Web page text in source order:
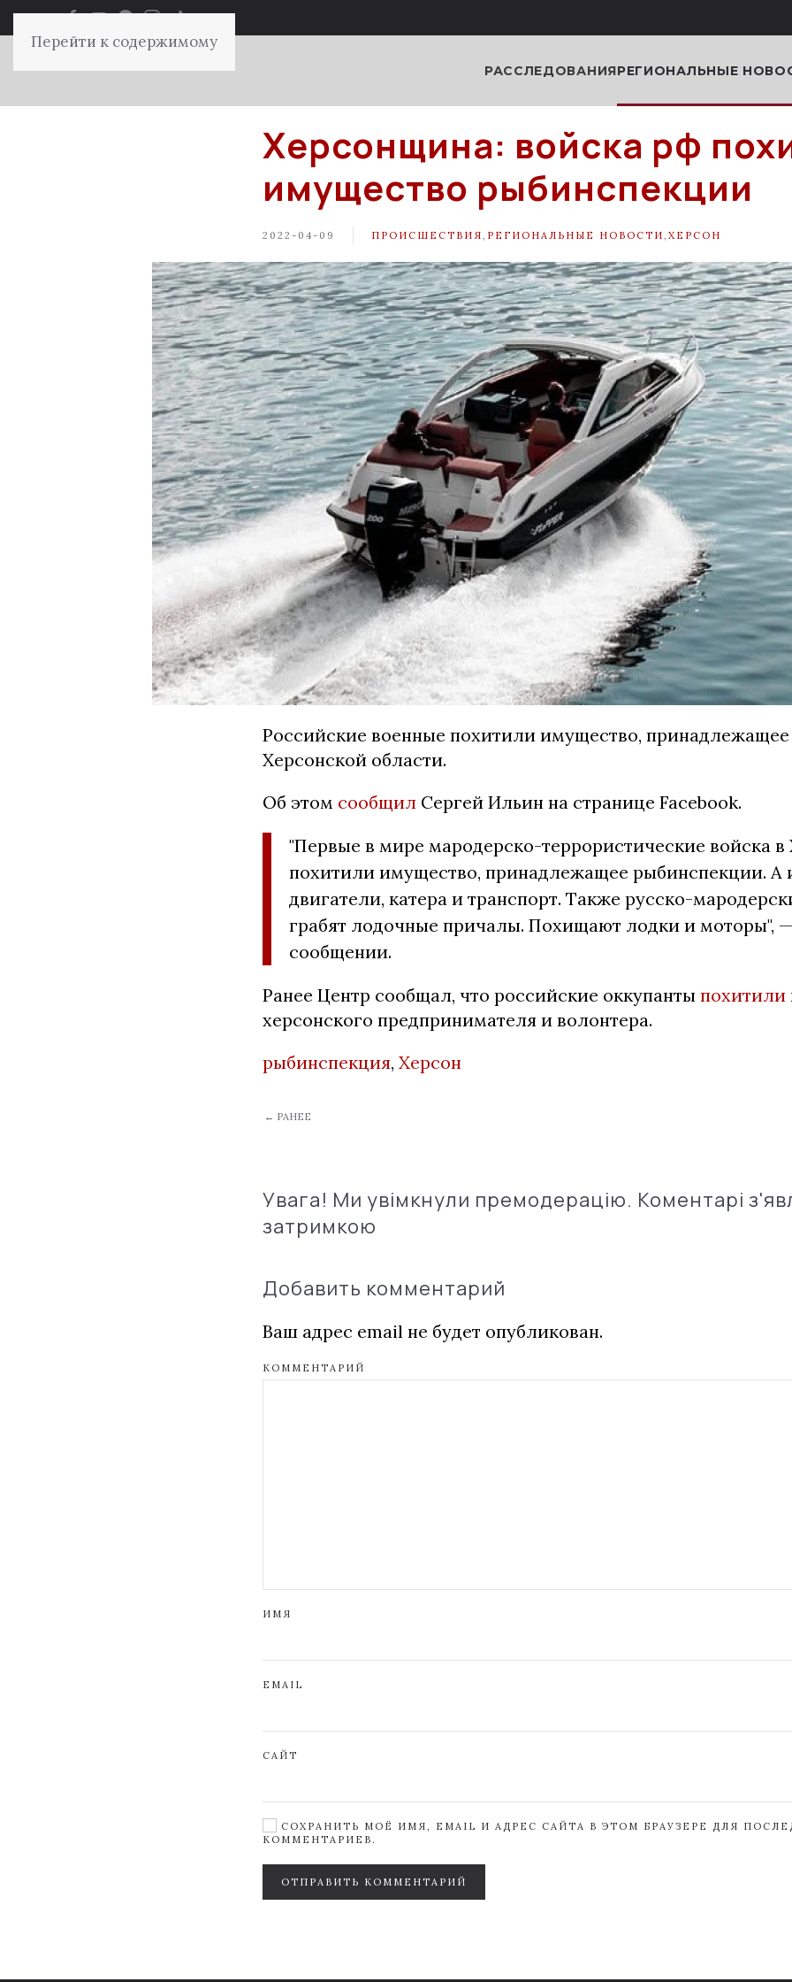
Перейти к содержимому
РАССЛЕДОВАНИЯРЕГИОНАЛЬНЫЕ
Херсонщина: войска рф
имущество рыбинспекции
2022-04-09 ПРОИСШЕСТВИЯ РЕГИОНАЛЬНЫЕ НОВОСТИ ХЕРСОН
Российские военные похитили имущество,
Херсонской области.
Об этом сообщил Сергей Ильин на странице Facebook.
"Первые в мире мародерско-террористические войска в
похитили имущество, принадлежащее рыбинспекции. А
двигатели, катера и транспорт. Также русско-
грабят лодочные причалы. Похищают лодки и моторы", —
сообщении.
Ранее Центр сообщал, что российские оккупанты похитили
херсонского предпринимателя и волонтера.
рыбинспекция, Херсон
← РАНЕЕ
Увага! Ми увімкнули премодерацію. Коментарі
затримкою
Добавить комментарий
Ваш адрес email не будет опубликован.
КОММЕНТАРИЙ
ИМЯ
EMAIL
САЙТ
СОХРАНИТЬ МОЁ ИМЯ, EMAIL И АДРЕС САЙТА В ЭТОМ БРАУЗЕРЕ ДЛЯ
КОММЕНТАРИЕВ.
ОТПРАВИТЬ КОММЕНТАРИЙ